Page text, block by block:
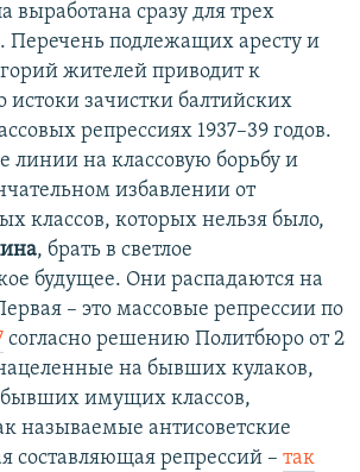
выработана сразу для трех
Перечень подлежащих аресту и
жителей приводит к
зачистки балтийских
репрессиях 1937–39 годов.
линии на классовую борьбу и
избавлении от
классов, которых нельзя было,
, брать в светлое
будущее. Они распадаются на
– это массовые репрессии по
согласно решению Политбюро от 2
на бывших кулаков,
бывших имущих классов,
называемые антисоветские
составляющая репрессий – так